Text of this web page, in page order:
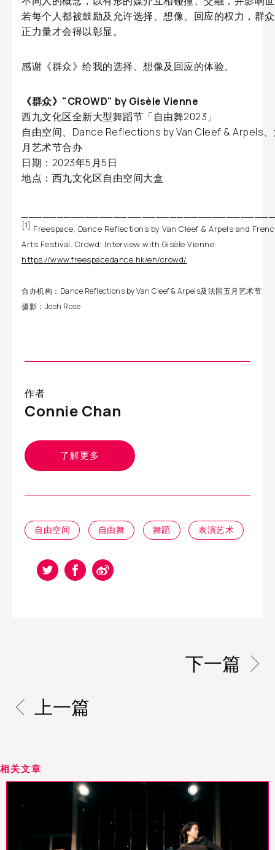
若每个人都被鼓励及允许选择、想像、回应的权力，群
正力量才会得以彰显。
感谢《群众》给我的选择、想像及回应的体验。
《群众》"CROWD" by Gisèle Vienne
西九文化区全新大型舞蹈节「自由舞2023」
自由空间、Dance Reflections by Van Cleef & Arpels
月艺术节合办
日期：2023年5月5日
地点：西九文化区自由空间大盒
[1] Freespace, Dance Reflections by Van Cleef & Arpels and
Arts Festival. Crowd: Interview with Gisèle Vienne.
https://www.freespacedance.hk/en/crowd/
合办机构：Dance Reflections by Van Cleef & Arpels及法国五月艺术节
摄影：Josh Rose
作者
Connie Chan
了解更多
自由空间 自由舞 舞蹈 表演艺术
上一篇
下一篇
相关文章